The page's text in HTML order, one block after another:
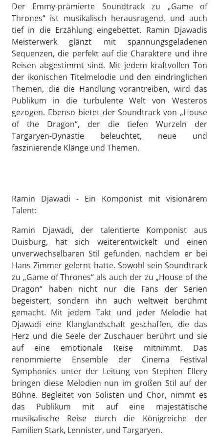
Der Emmy-prämierte Soundtrack zu „Game of
Thrones“ ist musikalisch herausragend, und auch
tief in die Erzählung eingebettet. Ramin Djawadis
Meisterwerk glänzt mit spannungsgeladenen
Sequenzen, die perfekt auf die Charaktere und ihre
Reisen abgestimmt sind. Mit jedem kraftvollen Ton
der ikonischen Titelmelodie und den eindringlichen
Themen, die die Handlung vorantreiben, wird das
Publikum in die turbulente Welt von Westeros
gezogen. Ebenso bietet der Soundtrack von „House
of the Dragon“, der die tiefen Wurzeln der
Targaryen-Dynastie beleuchtet, neue und
faszinierende Klänge und Themen.
Ramin Djawadi - Ein Komponist mit visionärem
Talent:
Ramin Djawadi, der talentierte Komponist aus
Duisburg, hat sich weiterentwickelt und einen
unverwechselbaren Stil gefunden, nachdem er bei
Hans Zimmer gelernt hatte. Sowohl sein Soundtrack
zu „Game of Thrones“ als auch der zu „House of the
Dragon“ haben nicht nur die Fans der Serien
begeistert, sondern ihn auch weltweit berühmt
gemacht. Mit jedem Takt und jeder Melodie hat
Djawadi eine Klanglandschaft geschaffen, die das
Herz und die Seele der Zuschauer berührt und sie
auf eine emotionale Reise mitnimmt. Das
renommierte Ensemble der Cinema Festival
Symphonics unter der Leitung von Stephen Ellery
bringen diese Melodien nun im großen Stil auf der
Bühne. Begleitet von Solisten und Chor, nimmt es
das Publikum mit auf eine majestätische
musikalische Reise durch die Königreiche der
Familien Stark, Lennister, und Targaryen.